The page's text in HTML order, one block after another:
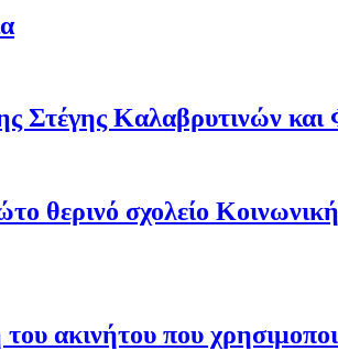
Στέγης Καλαβρυτινών
θερινό σχολείο
ακινήτου που